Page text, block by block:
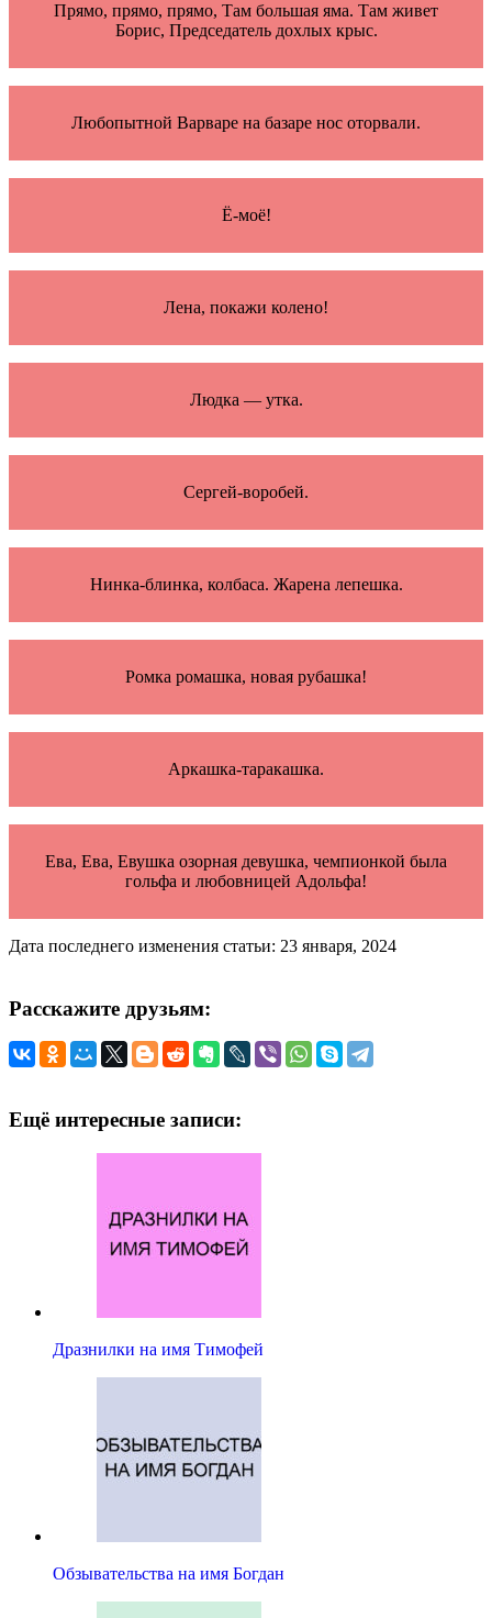
Прямо, прямо, прямо, Там большая яма. Там живет
Борис, Председатель дохлых крыс.
Любопытной Варваре на базаре нос оторвали.
Ё-моё!
Лена, покажи колено!
Людка — утка.
Сергей-воробей.
Нинка-блинка, колбаса. Жарена лепешка.
Ромка ромашка, новая рубашка!
Аркашка-таракашка.
Ева, Ева, Евушка озорная девушка, чемпионкой была
гольфа и любовницей Адольфа!
Дата последнего изменения статьи: 23 января, 2024
Расскажите друзьям:
Ещё интересные записи:
Дразнилки на имя Тимофей
Обзывательства на имя Богдан